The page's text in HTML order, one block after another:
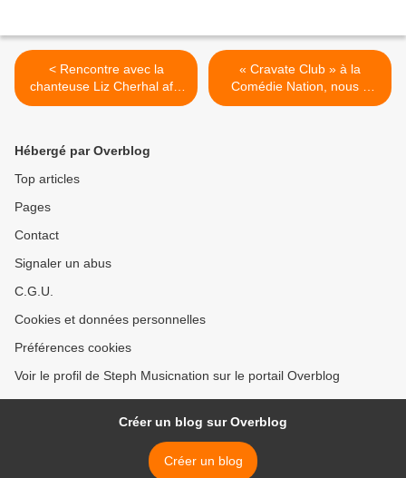
< Rencontre avec la
chanteuse Liz Cherhal afin
d’en apprendre plus sur son
« Cravate Club » à la
Comédie Nation, nous y
étions ! >
Hébergé par Overblog
Top articles
Pages
Contact
Signaler un abus
C.G.U.
Cookies et données personnelles
Préférences cookies
Voir le profil de Steph Musicnation sur le portail Overblog
Créer un blog sur Overblog
Créer un blog